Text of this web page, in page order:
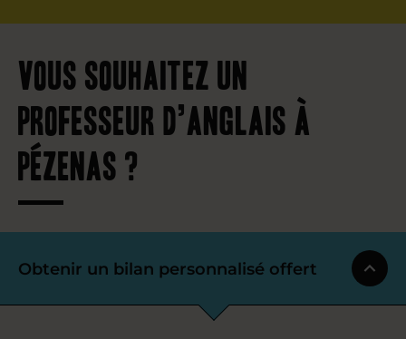
Vous souhaitez un
professeur d’anglais à
Pézenas ?
Obtenir un bilan personnalisé offert